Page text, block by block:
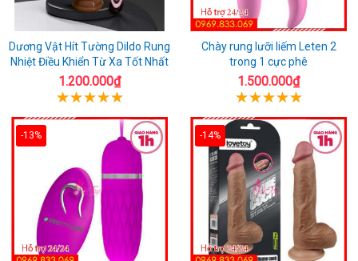
Dương Vật Hít Tường Dildo Rung
Nhiệt Điều Khiển Từ Xa Tốt Nhất
1.200.000₫
Chày rung lưỡi liếm Leten 2
trong 1 cực phê
1.500.000₫
-13% -14%